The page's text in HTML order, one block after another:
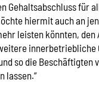
Gehaltsabschluss für
hiermit auch an
leisten könnten, den
innerbetriebliche
so die Beschäftigten
lassen.“